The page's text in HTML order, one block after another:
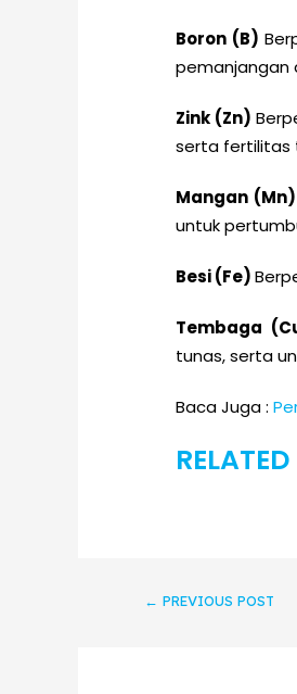
Boron (B)
pemanjangan
Zink (Zn)
serta fertilitas
Mangan
untuk
Besi (Fe)
Tembaga
tunas, serta
Baca Juga :
← PREVIOUS POST